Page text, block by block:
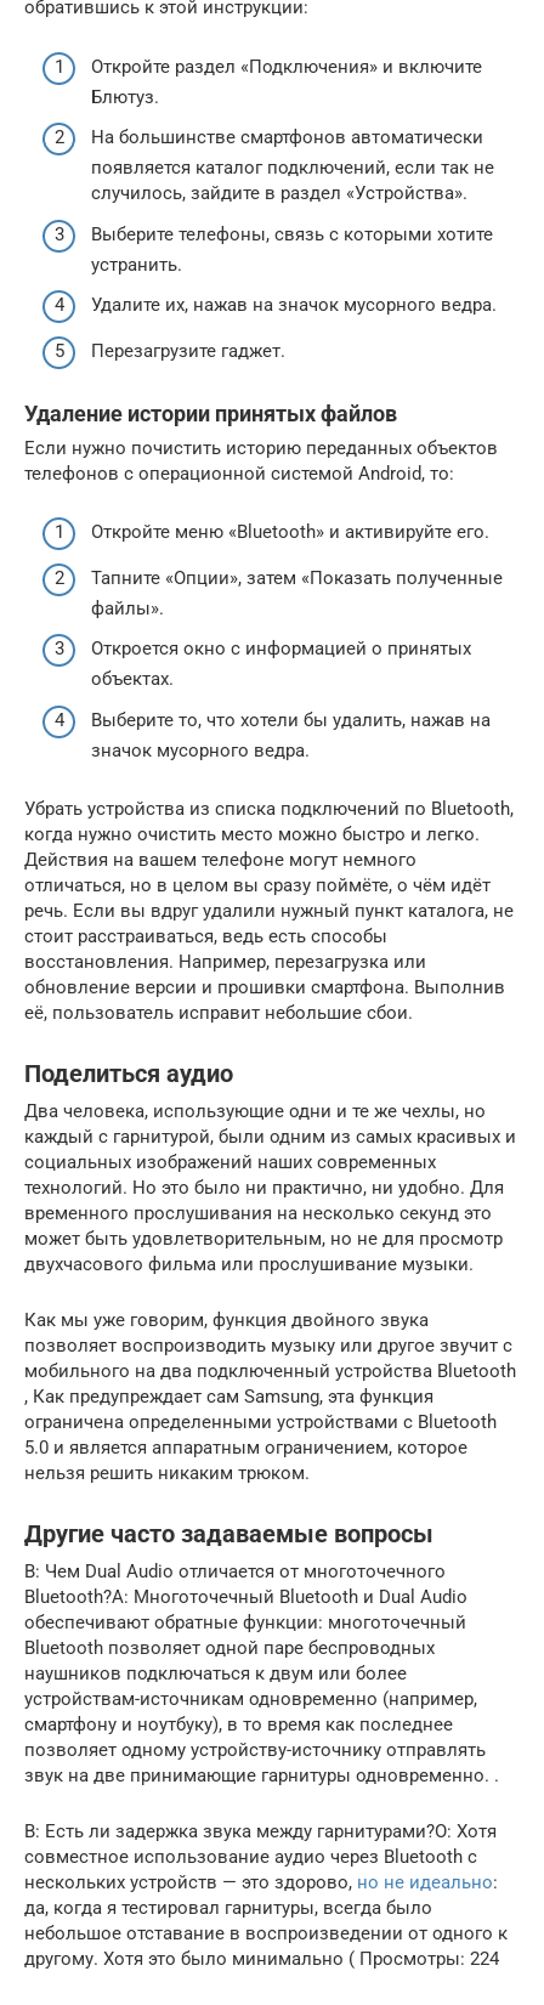
обратившись к этой инструкции:
Откройте раздел «Подключения» и включите
Блютуз.
На большинстве смартфонов автоматически
появляется каталог подключений, если так не
случилось, зайдите в раздел «Устройства».
Выберите телефоны, связь с которыми хотите
устранить.
Удалите их, нажав на значок мусорного ведра.
Перезагрузите гаджет.
Удаление истории принятых файлов
Если нужно почистить историю переданных объектов
телефонов c операционной системой Android, то:
Откройте меню «Bluetooth» и активируйте его.
Тапните «Опции», затем «Показать полученные
файлы».
Откроется окно с информацией о принятых
объектах.
Выберите то, что хотели бы удалить, нажав на
значок мусорного ведра.
Убрать устройства из списка подключений по Bluetooth,
когда нужно очистить место можно быстро и легко.
Действия на вашем телефоне могут немного
отличаться, но в целом вы сразу поймёте, о чём идёт
речь. Если вы вдруг удалили нужный пункт каталога, не
стоит расстраиваться, ведь есть способы
восстановления. Например, перезагрузка или
обновление версии и прошивки смартфона. Выполнив
её, пользователь исправит небольшие сбои.
Поделиться аудио
Два человека, использующие одни и те же чехлы, но
каждый с гарнитурой, были одним из самых красивых и
социальных изображений наших современных
технологий. Но это было ни практично, ни удобно. Для
временного прослушивания на несколько секунд это
может быть удовлетворительным, но не для просмотр
двухчасового фильма или прослушивание музыки.
Как мы уже говорим, функция двойного звука
позволяет воспроизводить музыку или другое звучит с
мобильного на два подключенный устройства Bluetooth
, Как предупреждает сам Samsung, эта функция
ограничена определенными устройствами с Bluetooth
5.0 и является аппаратным ограничением, которое
нельзя решить никаким трюком.
Другие часто задаваемые вопросы
В: Чем Dual Audio отличается от многоточечного
Bluetooth?А: Многоточечный Bluetooth и Dual Audio
обеспечивают обратные функции: многоточечный
Bluetooth позволяет одной паре беспроводных
наушников подключаться к двум или более
устройствам-источникам одновременно (например,
смартфону и ноутбуку), в то время как последнее
позволяет одному устройству-источнику отправлять
звук на две принимающие гарнитуры одновременно. .
В: Есть ли задержка звука между гарнитурами?О: Хотя
совместное использование аудио через Bluetooth с
нескольких устройств — это здорово, но не идеально:
да, когда я тестировал гарнитуры, всегда было
небольшое отставание в воспроизведении от одного к
другому. Хотя это было минимально ( Просмотры: 224